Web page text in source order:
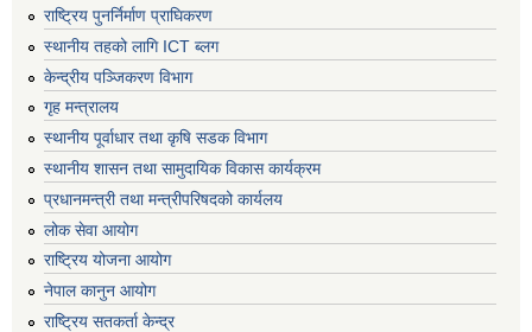
राष्ट्रिय पुनर्निर्माण प्राघिकरण
स्थानीय तहको लागि ICT ब्लग
केन्द्रीय पञ्जिकरण विभाग
गृह मन्त्रालय
स्थानीय पूर्वाधार तथा कृषि सडक विभाग
स्थानीय शासन तथा सामुदायिक विकास कार्यक्रम
प्रधानमन्त्री तथा मन्त्रीपरिषदको कार्यलय
लोक सेवा आयोग
राष्ट्रिय योजना आयोग
नेपाल कानुन आयोग
राष्ट्रिय सतकर्ता केन्द्र